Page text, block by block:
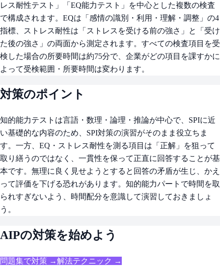
レス耐性テスト」「EQ能力テスト」を中心とした複数の検査
で構成されます。EQは「感情の識別・利用・理解・調整」の4
指標、ストレス耐性は「ストレスを受ける前の強さ」と「受け
た後の強さ」の両面から測定されます。すべての検査項目を受
検した場合の所要時間は約75分で、企業がどの項目を課すかに
よって受検範囲・所要時間は変わります。
対策のポイント
知的能力テストは言語・数理・論理・推論が中心で、SPIに近
い基礎的な内容のため、SPI対策の演習がそのまま役立ちま
す。一方、EQ・ストレス耐性を測る項目は「正解」を狙って
取り繕うのではなく、一貫性を保って正直に回答することが基
本です。無理に良く見せようとすると回答の矛盾が生じ、かえ
って評価を下げる恐れがあります。知的能力パートで時間を取
られすぎないよう、時間配分を意識して演習しておきましょ
う。
AIPの対策を始めよう
問題集で対策 →解法テクニック →